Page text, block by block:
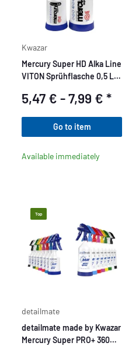
Kwazar
Mercury Super HD Alka Line
VITON Sprühflasche 0,5 L /
5,47 € -7,99 €*
Go to item
Available immediately
Top
detailmate
detailmate made by Kwazar
Mercury Super PRO+ 360